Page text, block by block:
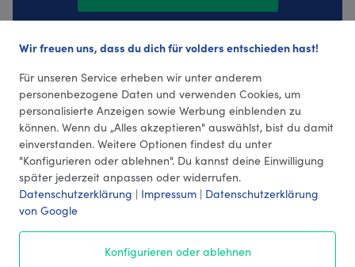
71 Bewertungen (4,37 Durchschnitt)
Wir freuen uns, dass du dich für volders entschieden hast!
Für unseren Service erheben wir unter anderem
personenbezogene Daten und verwenden Cookies, um
personalisierte Anzeigen sowie Werbung einblenden zu
können. Wenn du „Alles akzeptieren" auswählst, bist du damit
einverstanden. Weitere Optionen findest du unter
"Konfigurieren oder ablehnen". Du kannst deine Einwilligung
später jederzeit anpassen oder widerrufen.
Datenschutzerklärung | Impressum | Datenschutzerklärung
von Google
Konfigurieren oder ablehnen